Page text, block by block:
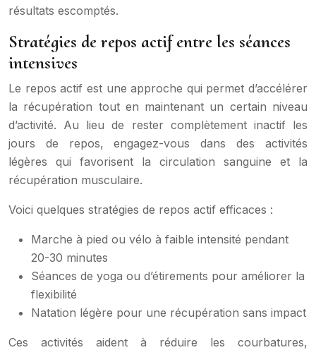
résultats escomptés.
Stratégies de repos actif entre les séances
intensives
Le repos actif est une approche qui permet d’accélérer
la récupération tout en maintenant un certain niveau
d’activité. Au lieu de rester complètement inactif les
jours de repos, engagez-vous dans des activités
légères qui favorisent la circulation sanguine et la
récupération musculaire.
Voici quelques stratégies de repos actif efficaces :
Marche à pied ou vélo à faible intensité pendant
20-30 minutes
Séances de yoga ou d’étirements pour améliorer la
flexibilité
Natation légère pour une récupération sans impact
Ces activités aident à réduire les courbatures,